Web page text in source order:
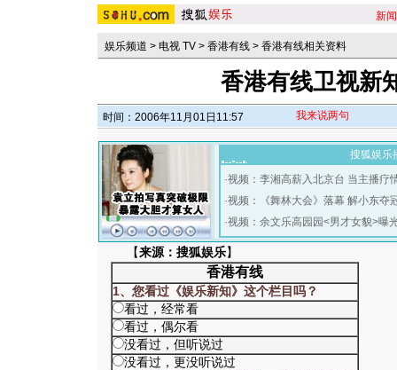
新闻
娱乐频道 > 电视 TV > 香港有线 > 香港有线相关资料
香港有线卫视新
时间：2006年11月01日11:57 我来说两句
搜狐娱乐
·视频：李湘高薪入北京台 当主播疗
·视频：《舞林大会》落幕 解小东夺
·视频：余文乐高园园<男才女貌>曝
【来源：搜狐娱乐】
香港有线
1、您看过《娱乐新知》这个栏目吗？
看过，经常看
看过，偶尔看
没看过，但听说过
没看过，更没听说过